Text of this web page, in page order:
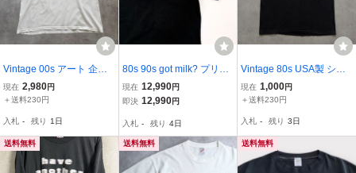
Vintage 00s アート 企業
ジョーク Tシャツ ヴィン
テージ ビンテージ TEE 検
ルステッチ キャラクタ 動
物 アニマル
現在 2,980円
＋送料230円
入札 - 残り 1日
80s 90s got milk? プリン
トt コットン 企業 メッセ
ージ 黒 ブラック ビンテ
ステッチ 00s Tシャツ tee
両面 半袖
現在 12,990円
即決 12,990円
入札 - 残り 4日
Vintage 80s USA製 シン
グルステッチ カレッジ T
シャツ ブラック キャラク
ージ TEE 90s 検 Champi
on RUSSELL
現在 1,000円
＋送料230円
入札 - 残り 3日
送料無料 送料無料 送料無料